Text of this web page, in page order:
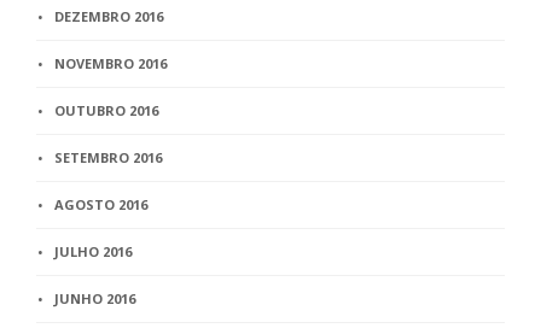
DEZEMBRO 2016
NOVEMBRO 2016
OUTUBRO 2016
SETEMBRO 2016
AGOSTO 2016
JULHO 2016
JUNHO 2016